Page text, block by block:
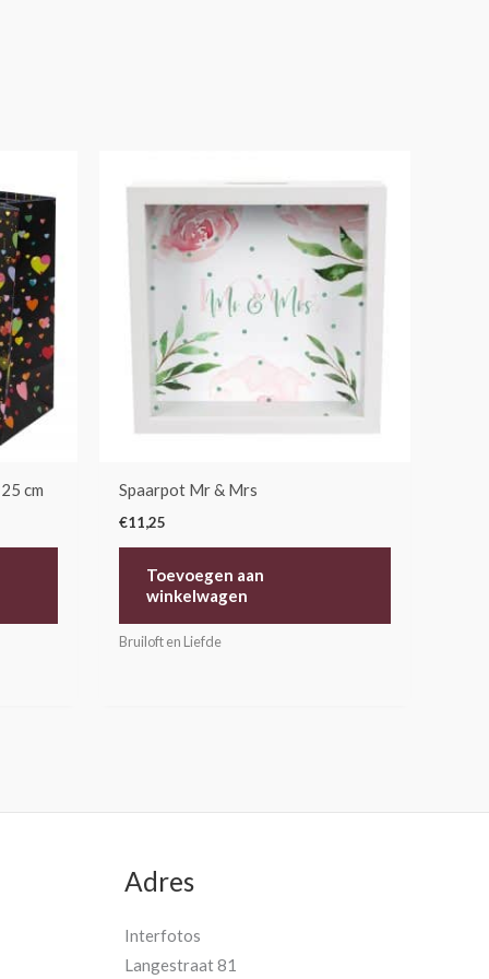
cm Spaarpot Mr & Mrs
€11,25
Toevoegen aan
winkelwagen
Bruiloft en Liefde
Adres
Interfotos
Langestraat 81